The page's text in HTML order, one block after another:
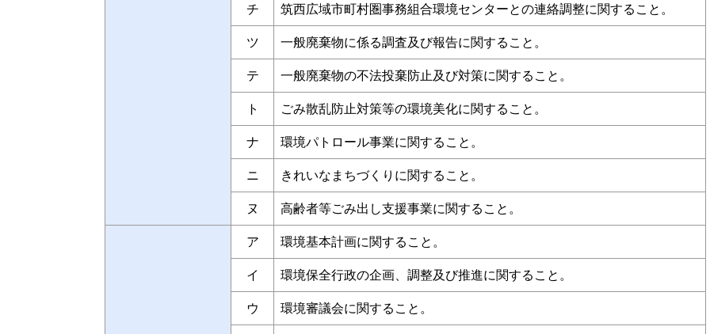
チ 筑西広域市町村圏事務組合環境センターとの連絡調整に関すること。
ツ 一般廃棄物に係る調査及び報告に関すること。
テ 一般廃棄物の不法投棄防止及び対策に関すること。
ト ごみ散乱防止対策等の環境美化に関すること。
ナ 環境パトロール事業に関すること。
ニ きれいなまちづくりに関すること。
ヌ 高齢者等ごみ出し支援事業に関すること。
ア 環境基本計画に関すること。
イ 環境保全行政の企画、調整及び推進に関すること。
ウ 環境審議会に関すること。